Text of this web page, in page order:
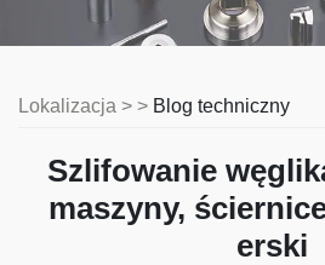
Lokalizacja > > Blog techniczny
Szlifowanie
maszyny,
erski